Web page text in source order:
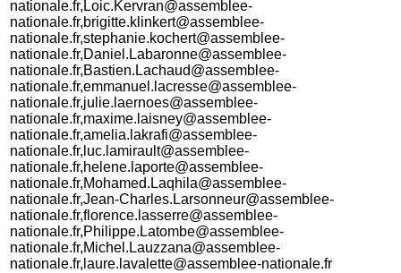
nationale.fr,Loic.Kervran@assemblee-
nationale.fr,brigitte.klinkert@assemblee-
nationale.fr,stephanie.kochert@assemblee-
nationale.fr,Daniel.Labaronne@assemblee-
nationale.fr,Bastien.Lachaud@assemblee-
nationale.fr,emmanuel.lacresse@assemblee-
nationale.fr,julie.laernoes@assemblee-
nationale.fr,maxime.laisney@assemblee-
nationale.fr,amelia.lakrafi@assemblee-
nationale.fr,luc.lamirault@assemblee-
nationale.fr,helene.laporte@assemblee-
nationale.fr,Mohamed.Laqhila@assemblee-
nationale.fr,Jean-Charles.Larsonneur@assemblee-
nationale.fr,florence.lasserre@assemblee-
nationale.fr,Philippe.Latombe@assemblee-
nationale.fr,Michel.Lauzzana@assemblee-
nationale.fr,laure.lavalette@assemblee-nationale.fr